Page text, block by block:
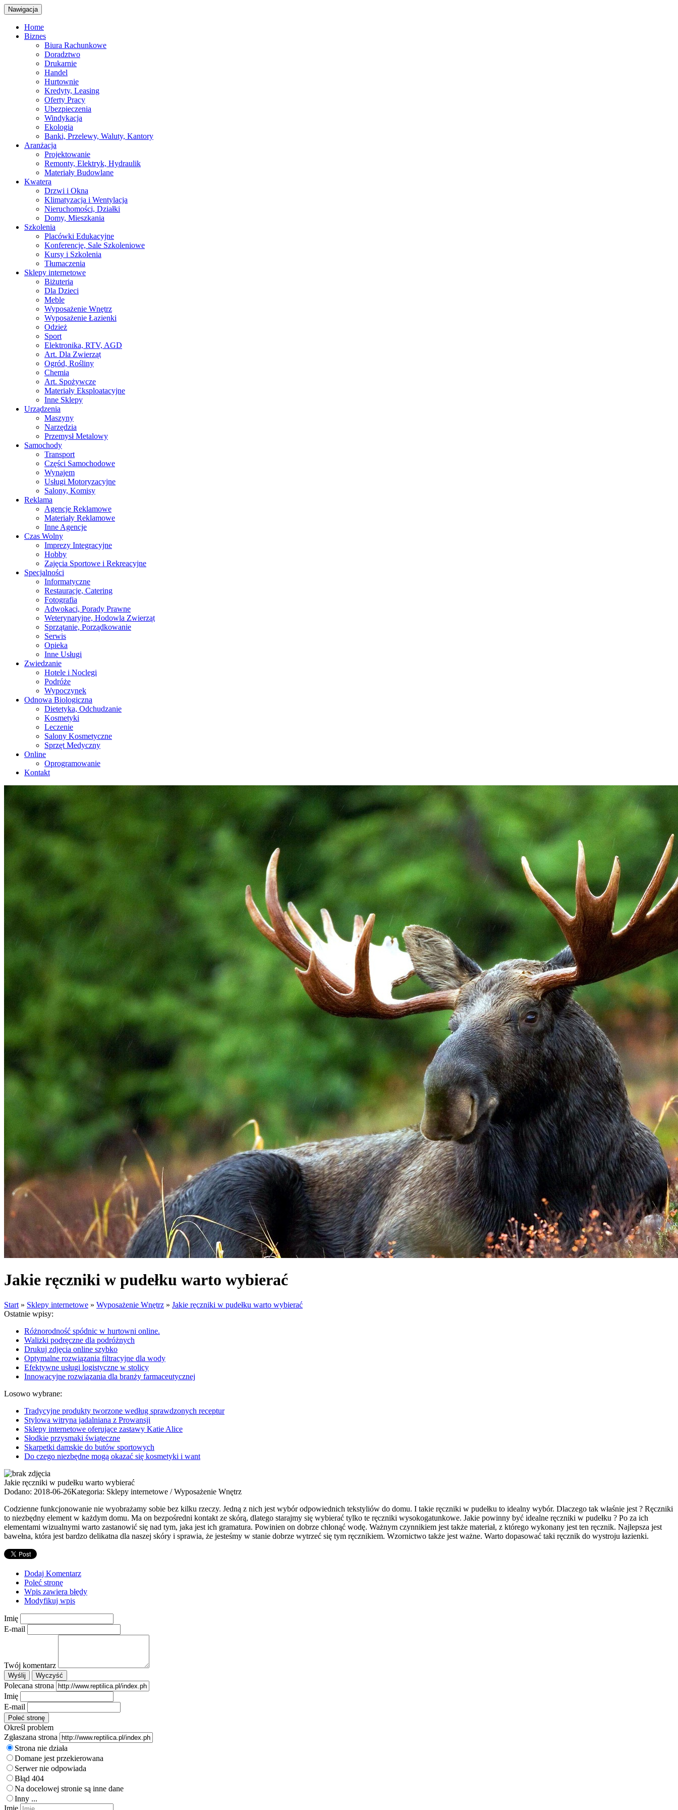
Nawigacja
Home
Biznes
Biura Rachunkowe
Doradztwo
Drukarnie
Handel
Hurtownie
Kredyty, Leasing
Oferty Pracy
Ubezpieczenia
Windykacja
Ekologia
Banki, Przelewy, Waluty, Kantory
Aranżacja
Projektowanie
Remonty, Elektryk, Hydraulik
Materiały Budowlane
Kwatera
Drzwi i Okna
Klimatyzacja i Wentylacja
Nieruchomości, Działki
Domy, Mieszkania
Szkolenia
Placówki Edukacyjne
Konferencje, Sale Szkoleniowe
Kursy i Szkolenia
Tłumaczenia
Sklepy internetowe
Biżuteria
Dla Dzieci
Meble
Wyposażenie Wnętrz
Wyposażenie Łazienki
Odzież
Sport
Elektronika, RTV, AGD
Art. Dla Zwierząt
Ogród, Rośliny
Chemia
Art. Spożywcze
Materiały Eksploatacyjne
Inne Sklepy
Urządzenia
Maszyny
Narzędzia
Przemysł Metalowy
Samochody
Transport
Części Samochodowe
Wynajem
Usługi Motoryzacyjne
Salony, Komisy
Reklama
Agencje Reklamowe
Materiały Reklamowe
Inne Agencje
Czas Wolny
Imprezy Integracyjne
Hobby
Zajęcia Sportowe i Rekreacyjne
Specjalności
Informatyczne
Restauracje, Catering
Fotografia
Adwokaci, Porady Prawne
Weterynaryjne, Hodowla Zwierząt
Sprzątanie, Porządkowanie
Serwis
Opieka
Inne Usługi
Zwiedzanie
Hotele i Noclegi
Podróże
Wypoczynek
Odnowa Biologiczna
Dietetyka, Odchudzanie
Kosmetyki
Leczenie
Salony Kosmetyczne
Sprzęt Medyczny
Online
Oprogramowanie
Kontakt
Jakie ręczniki w pudełku warto wybierać
Start » Sklepy internetowe » Wyposażenie Wnętrz » Jakie ręczniki w pudełku warto wybierać
Ostatnie wpisy:
Różnorodność spódnic w hurtowni online.
Walizki podręczne dla podróżnych
Drukuj zdjęcia online szybko
Optymalne rozwiązania filtracyjne dla wody
Efektywne usługi logistyczne w stolicy
Innowacyjne rozwiązania dla branży farmaceutycznej
Losowo wybrane:
Tradycyjne produkty tworzone według sprawdzonych receptur
Stylowa witryna jadalniana z Prowansji
Sklepy internetowe oferujące zastawy Katie Alice
Słodkie przysmaki świąteczne
Skarpetki damskie do butów sportowych
Do czego niezbędne mogą okazać się kosmetyki i want
Jakie ręczniki w pudełku warto wybierać
Dodano: 2018-06-26Kategoria: Sklepy internetowe / Wyposażenie Wnętrz
Codzienne funkcjonowanie nie wyobrażamy sobie bez kilku rzeczy. Jedną z nich jest wybór odpowiednich tekstyliów do domu. I takie ręczniki w pudełku to idealny wybór. Dlaczego tak właśnie jest ? Ręczniki
to niezbędny element w każdym domu. Ma on bezpośredni kontakt ze skórą, dlatego starajmy się wybierać tylko te ręczniki wysokogatunkowe. Jakie powinny być idealne ręczniki w pudełku ? Po za ich
elementami wizualnymi warto zastanowić się nad tym, jaka jest ich gramatura. Powinien on dobrze chłonąć wodę. Ważnym czynnikiem jest także materiał, z którego wykonany jest ten ręcznik. Najlepsza jest
bawełna, która jest bardzo delikatna dla naszej skóry i sprawia, że jesteśmy w stanie dobrze wytrzeć się tym ręcznikiem. Wzornictwo także jest ważne. Warto dopasować taki ręcznik do wystroju łazienki.
Dodaj Komentarz
Poleć stronę
Wpis zawiera błędy
Modyfikuj wpis
Imię
E-mail
Twój komentarz
Polecana strona
Imię
E-mail
Określ problem
Zgłaszana strona
Strona nie działa
Domane jest przekierowana
Serwer nie odpowiada
Błąd 404
Na docelowej stronie są inne dane
Inny ...
Imię